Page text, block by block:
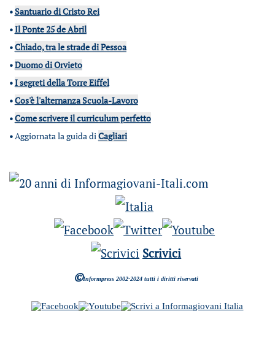
•Santuario di Cristo Rei
•Il Ponte 25 de Abril
•Chiado, tra le strade di Pessoa
•Duomo di Orvieto
•I segreti della Torre Eiffel
•Cos'è l'alternanza Scuola-Lavoro
•Come scrivere il curriculum perfetto
•Aggiornata la guida diCagliari
Scrivici
©Informpress 2002-2024 tutti i diritti riservati